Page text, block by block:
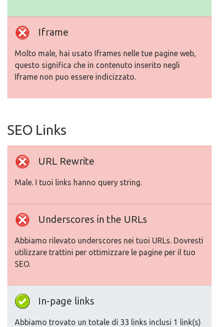
Iframe
Molto male, hai usato Iframes nelle tue pagine web,
questo significa che in contenuto inserito negli
Iframe non puo essere indicizzato.
SEO Links
URL Rewrite
Male. I tuoi links hanno query string.
Underscores in the URLs
Abbiamo rilevato underscores nei tuoi URLs. Dovresti
utilizzare trattini per ottimizzare le pagine per il tuo
SEO.
In-page links
Abbiamo trovato un totale di 33 links inclusi 1 link(s)